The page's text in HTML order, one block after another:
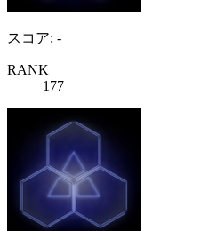
スコア: -
RANK
177